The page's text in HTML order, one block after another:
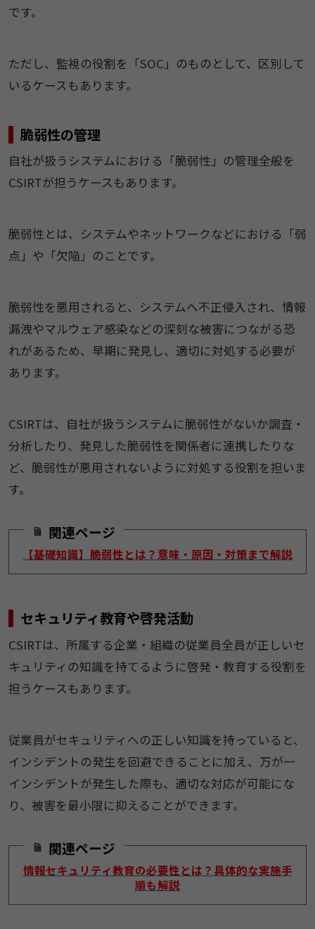
です。
ただし、監視の役割を「SOC」のものとして、区別して
いるケースもあります。
脆弱性の管理
自社が扱うシステムにおける「脆弱性」の管理全般を
CSIRTが担うケースもあります。
脆弱性とは、システムやネットワークなどにおける「弱
点」や「欠陥」のことです。
脆弱性を悪用されると、システムへ不正侵入され、情報
漏洩やマルウェア感染などの深刻な被害につながる恐
れがあるため、早期に発見し、適切に対処する必要が
あります。
CSIRTは、自社が扱うシステムに脆弱性がないか調査・
分析したり、発見した脆弱性を関係者に連携したりな
ど、脆弱性が悪用されないように対処する役割を担いま
す。
関連ページ
【基礎知識】脆弱性とは？意味・原因・対策まで解説
セキュリティ教育や啓発活動
CSIRTは、所属する企業・組織の従業員全員が正しいセ
キュリティの知識を持てるように啓発・教育する役割を
担うケースもあります。
従業員がセキュリティへの正しい知識を持っていると、
インシデントの発生を回避できることに加え、万が一
インシデントが発生した際も、適切な対応が可能にな
り、被害を最小限に抑えることができます。
関連ページ
情報セキュリティ教育の必要性とは？具体的な実施手
順も解説